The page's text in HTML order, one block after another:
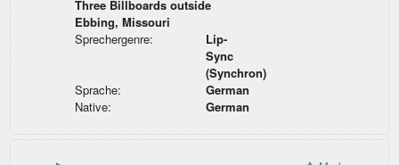
Three Billboards outside
Ebbing, Missouri
Sprechergenre:
Lip-
Sync
(Synchron)
Sprache:
German
Native:
German